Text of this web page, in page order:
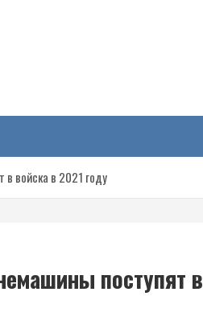
войска в 2021 году
поступят в